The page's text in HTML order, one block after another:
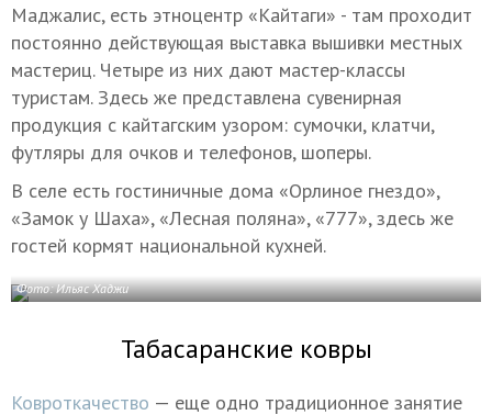
Маджалис, есть этноцентр «Кайтаги» - там проходит
постоянно действующая выставка вышивки местных
мастериц. Четыре из них дают мастер-классы
туристам. Здесь же представлена сувенирная
продукция с кайтагским узором: сумочки, клатчи,
футляры для очков и телефонов, шоперы.
В селе есть гостиничные дома «Орлиное гнездо»,
«Замок у Шаха», «Лесная поляна», «777», здесь же
гостей кормят национальной кухней.
Фото: Ильяс Хаджи
Табасаранские ковры
Ковроткачество — еще одно традиционное занятие